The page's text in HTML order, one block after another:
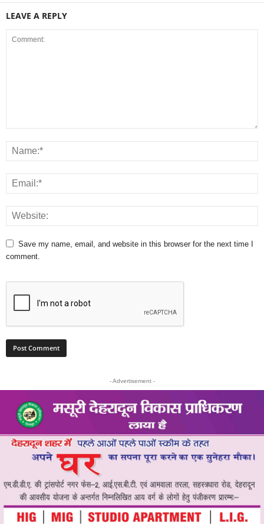
LEAVE A REPLY
Save my name, email, and website in this browser for the next time I
comment.
- Advertisement -